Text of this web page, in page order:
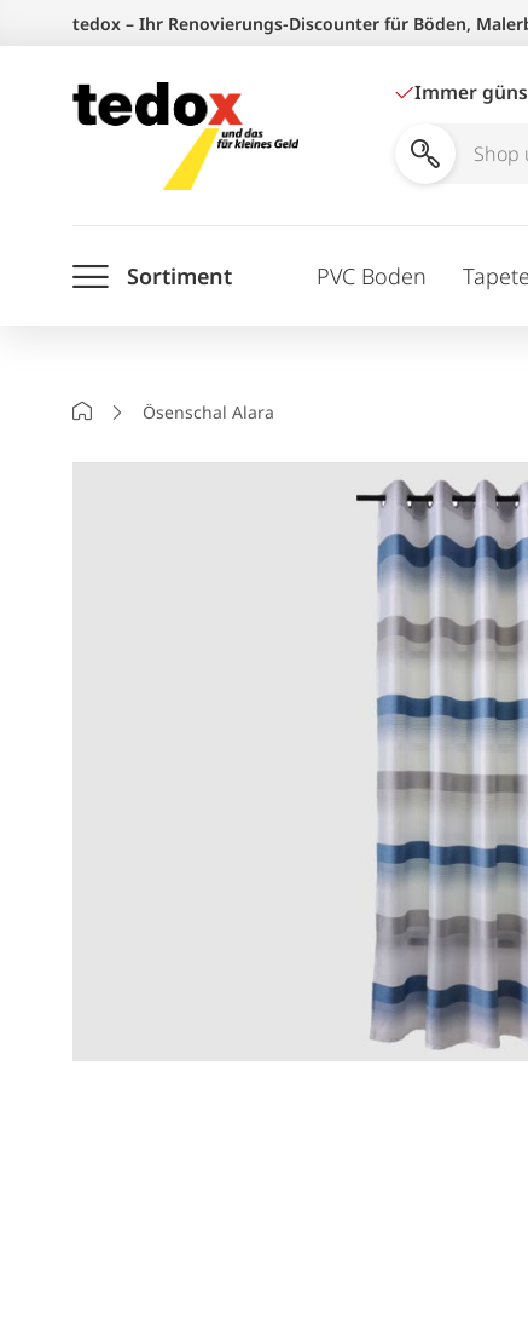
springen
tedox – Ihr Renovierungs-Discounter für Böden,
Immer
Shop
durchsuchen
Sortiment PVC Boden
StartseiteÖsenschal Alara